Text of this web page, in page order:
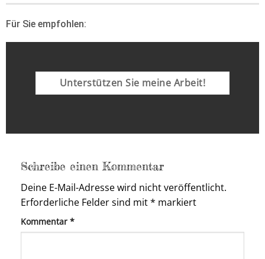
Für Sie empfohlen:
Unterstützen Sie meine Arbeit!
Schreibe einen Kommentar
Deine E-Mail-Adresse wird nicht veröffentlicht.
Erforderliche Felder sind mit* markiert
Kommentar *